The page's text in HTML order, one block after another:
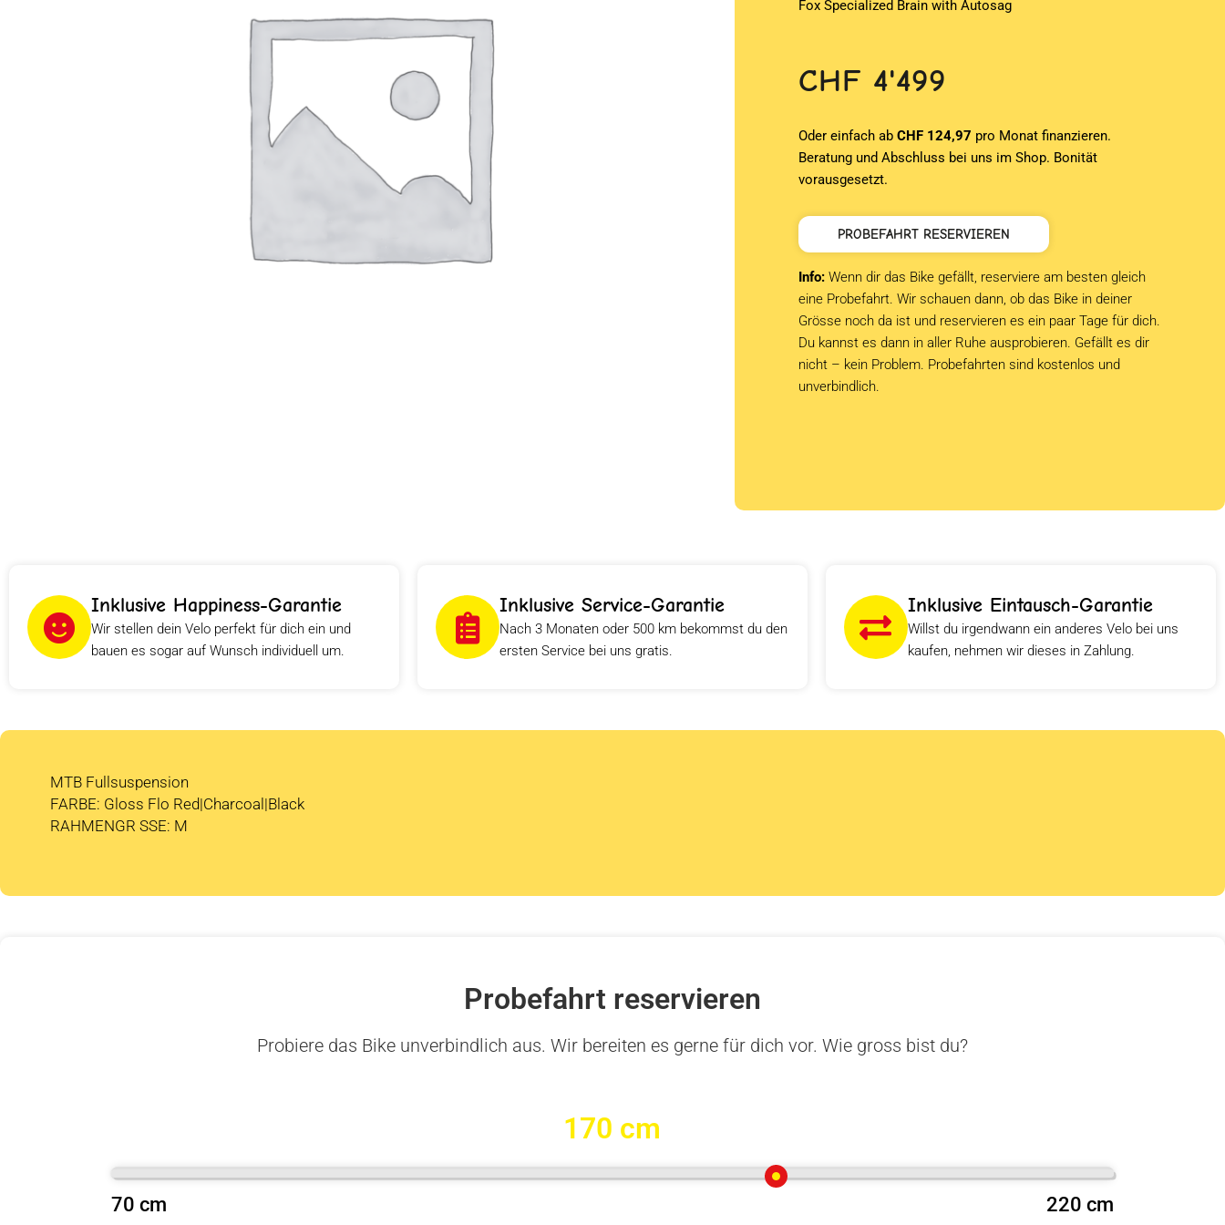
Fox Specialized Brain with Autosag
CHF 4'499
Oder einfach abCHF 124,97 pro Monat finanzieren.
Beratung und Abschluss bei uns im Shop. Bonität
vorausgesetzt.
PROBEFAHRT RESERVIEREN
Info: Wenn dir das Bike gefällt, reserviere am besten gleich
eine Probefahrt. Wir schauen dann, ob das Bike in deiner
Grösse noch da ist und reservieren es ein paar Tage für dich.
Du kannst es dann in aller Ruhe ausprobieren. Gefällt es dir
nicht – kein Problem. Probefahrten sind kostenlos und
unverbindlich.
Inklusive Happiness-Garantie
Wir stellen dein Velo perfekt für dich ein und
bauen es sogar auf Wunsch individuell um.
Inklusive Service-Garantie
Nach 3 Monaten oder 500 km bekommst du den
ersten Service bei uns gratis.
Inklusive Eintausch-Garantie
Willst du irgendwann ein anderes Velo bei uns
kaufen, nehmen wir dieses in Zahlung.
MTB Fullsuspension
FARBE: Gloss Flo Red|Charcoal|Black
RAHMENGR SSE: M
Probefahrt reservieren
Probiere das Bike unverbindlich aus. Wir bereiten es gerne für dich vor. Wie gross bist du?
170 cm
70 cm 220 cm